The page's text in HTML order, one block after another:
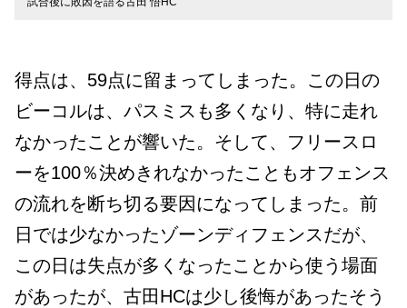
得点は、59点に留まってしまった。この日の
ビーコルは、パスミスも多くなり、特に走れ
なかったことが響いた。そして、フリースロ
ーを100％決めきれなかったこともオフェンス
の流れを断ち切る要因になってしまった。 前
日では少なかったゾーンディフェンスだが、
この日は失点が多くなったことから使う場面
があったが、古田HCは少し後悔があったそう